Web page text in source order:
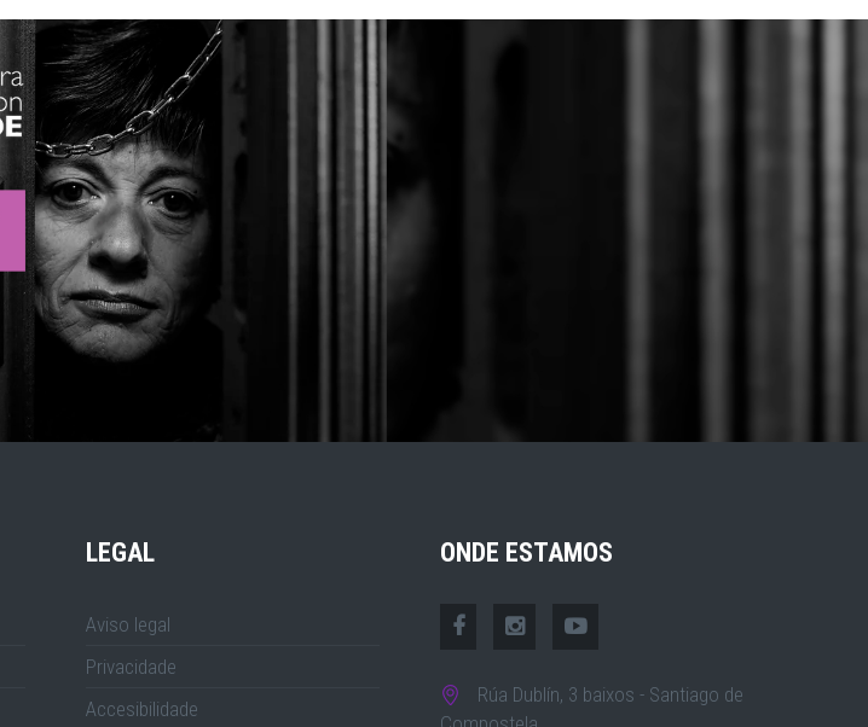
LEGAL
Aviso legal
Privacidade
Accesibilidade
ONDE ESTAMOS
Rúa Dublín, 3 baixos - Santiago de